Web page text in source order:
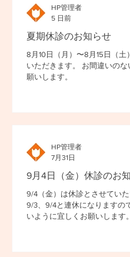
夏期休診のお知らせ
8月10日（月）〜8月15日（土
いただきます。 お間違いのな
願いします。
HP管理者
5 日前
9月4日（金）休診のお
9/4（金）は休診とさせていた
9/3、9/4と連休になりますの
いように宜しくお願いします。
HP管理者
7月31日